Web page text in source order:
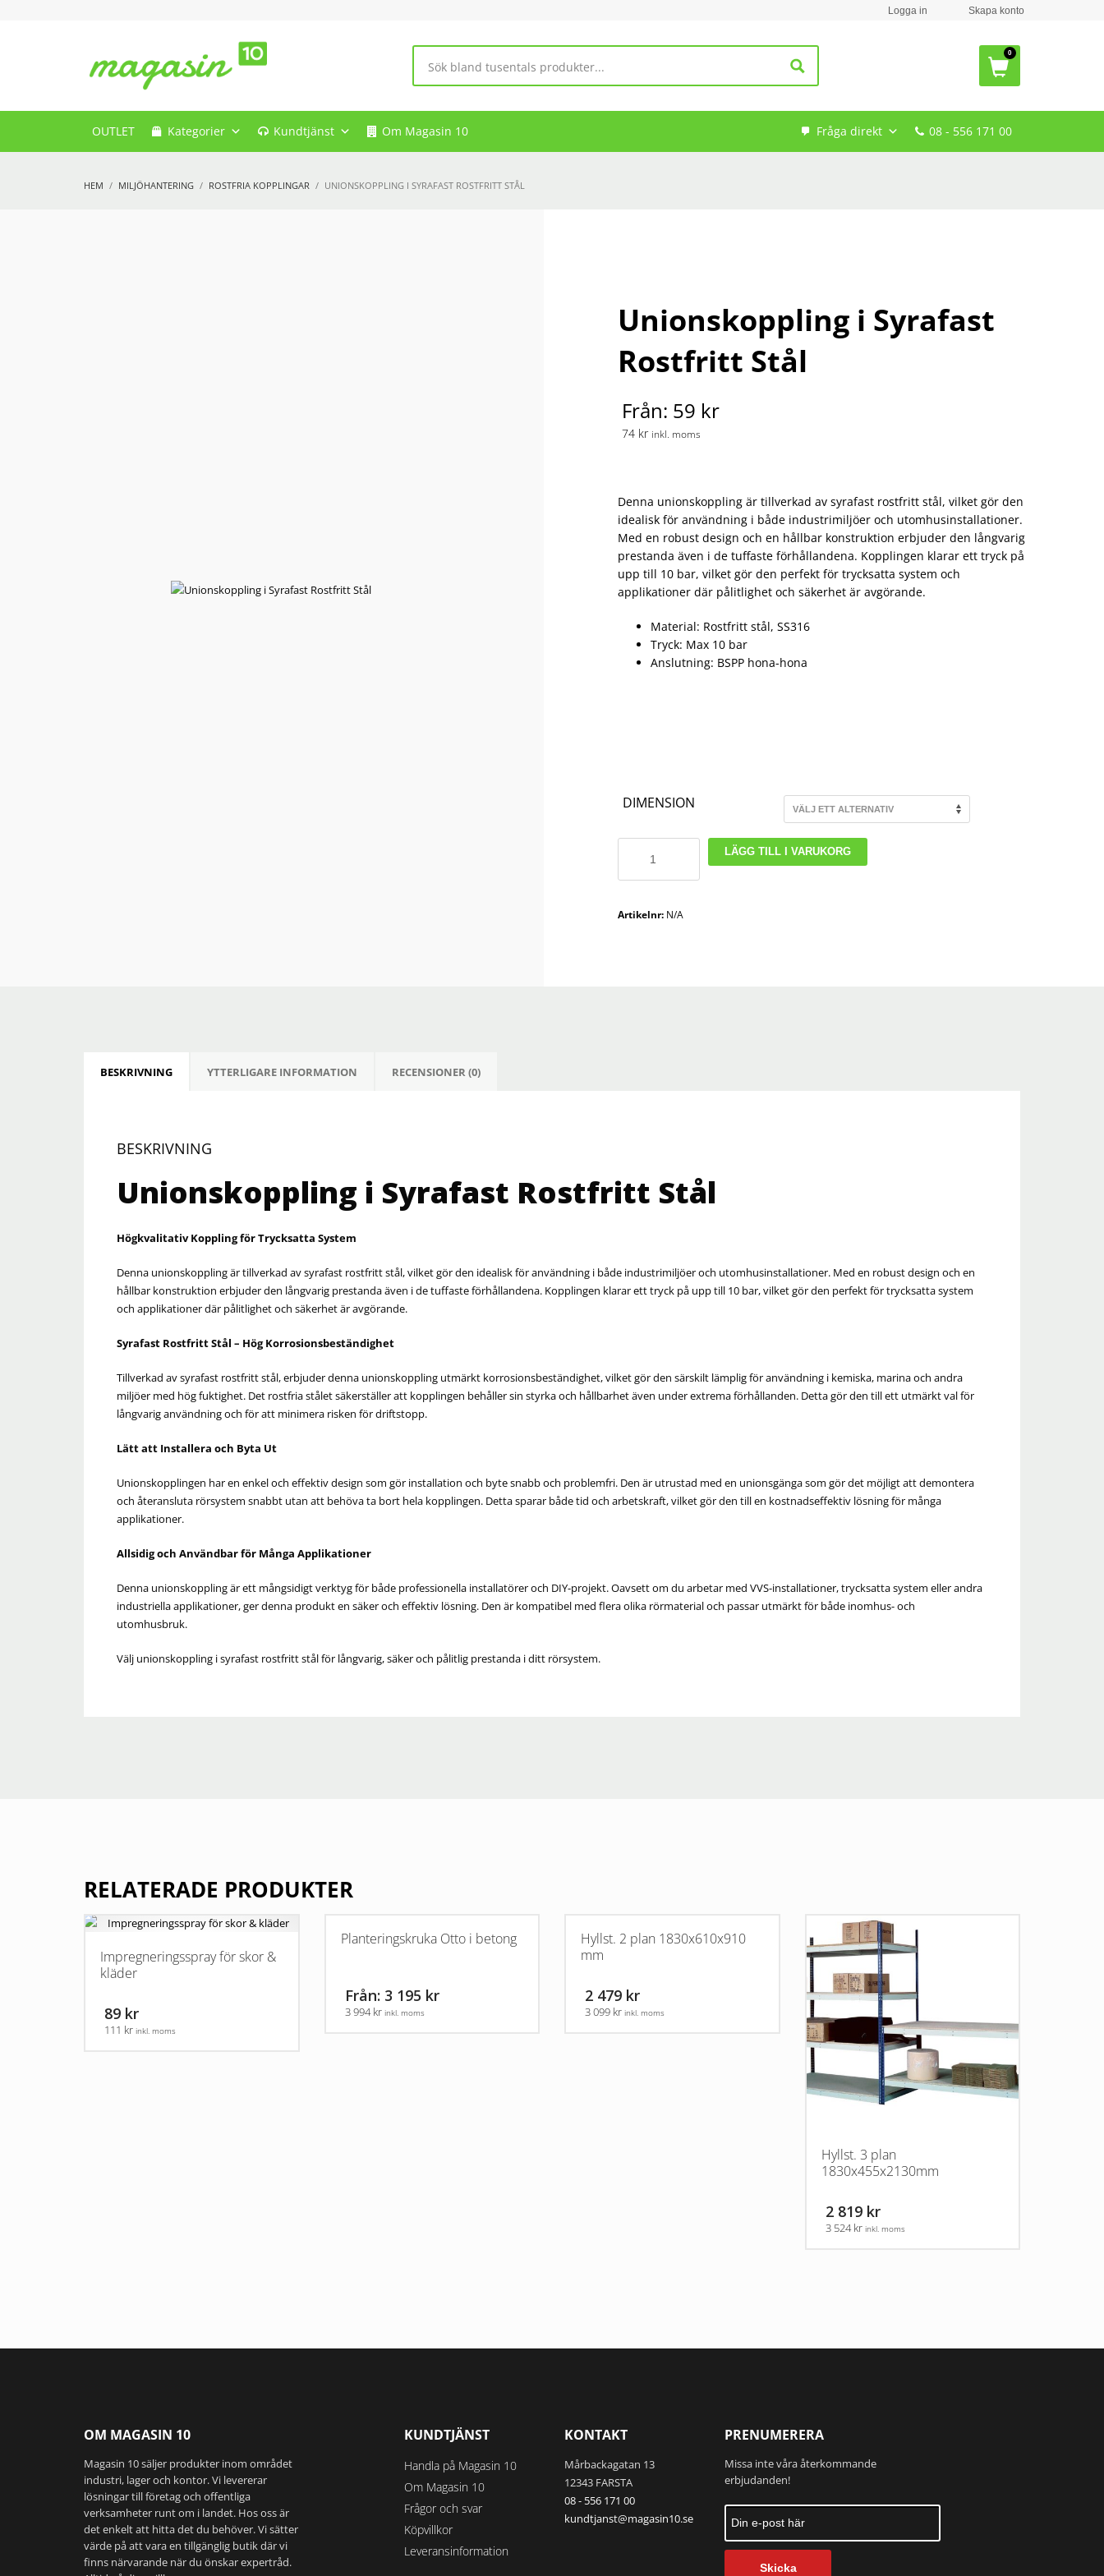
Logga in Skapa konto
OUTLET Kategorier Kundtjänst Om Magasin 10 08 - 556 171 00
Fråga direkt
HEM MILJÖHANTERING ROSTFRIA KOPPLINGAR UNIONSKOPPLING I SYRAFAST ROSTFRITT STÅL
Unionskoppling i Syrafast
Rostfritt Stål
Från: 59 kr
74 kr inkl. moms
Denna unionskoppling är tillverkad av syrafast rostfritt stål, vilket gör den
idealisk för användning i både industrimiljöer och utomhusinstallationer.
Med en robust design och en hållbar konstruktion erbjuder den långvarig
prestanda även i de tuffaste förhållandena. Kopplingen klarar ett tryck på
upp till 10 bar, vilket gör den perfekt för trycksatta system och
applikationer där pålitlighet och säkerhet är avgörande.
Material: Rostfritt stål, SS316
Tryck: Max 10 bar
Anslutning: BSPP hona-hona
DIMENSION
Syrafast
Stål
LÄGG TILL I VARUKORG
Artikelnr: N/A
BESKRIVNING YTTERLIGARE INFORMATION RECENSIONER (0)
BESKRIVNING
Unionskoppling i Syrafast Rostfritt Stål
Högkvalitativ Koppling för Trycksatta System
Denna unionskoppling är tillverkad av syrafast rostfritt stål, vilket gör den idealisk för användning i både industrimiljöer och utomhusinstallationer. Med en robust design och en
hållbar konstruktion erbjuder den långvarig prestanda även i de tuffaste förhållandena. Kopplingen klarar ett tryck på upp till 10 bar, vilket gör den perfekt för trycksatta system
och applikationer där pålitlighet och säkerhet är avgörande.
Syrafast Rostfritt Stål – Hög Korrosionsbeständighet
Tillverkad av syrafast rostfritt stål, erbjuder denna unionskoppling utmärkt korrosionsbeständighet, vilket gör den särskilt lämplig för användning i kemiska, marina och andra
miljöer med hög fuktighet. Det rostfria stålet säkerställer att kopplingen behåller sin styrka och hållbarhet även under extrema förhållanden. Detta gör den till ett utmärkt val för
långvarig användning och för att minimera risken för driftstopp.
Lätt att Installera och Byta Ut
Unionskopplingen har en enkel och effektiv design som gör installation och byte snabb och problemfri. Den är utrustad med en unionsgänga som gör det möjligt att demontera
och återansluta rörsystem snabbt utan att behöva ta bort hela kopplingen. Detta sparar både tid och arbetskraft, vilket gör den till en kostnadseffektiv lösning för många
applikationer.
Allsidig och Användbar för Många Applikationer
Denna unionskoppling är ett mångsidigt verktyg för både professionella installatörer och DIY-projekt. Oavsett om du arbetar med VVS-installationer, trycksatta system eller andra
industriella applikationer, ger denna produkt en säker och effektiv lösning. Den är kompatibel med flera olika rörmaterial och passar utmärkt för både inomhus- och
utomhusbruk.
Välj unionskoppling i syrafast rostfritt stål för långvarig, säker och pålitlig prestanda i ditt rörsystem.
RELATERADE PRODUKTER
Impregneringsspray för skor &
kläder
89 kr
111 kr inkl. moms
Planteringskruka Otto i betong
Från: 3 195 kr
3 994 kr inkl. moms
Hyllst. 2 plan 1830x610x910
mm
2 479 kr
3 099 kr inkl. moms
Hyllst. 3 plan
1830x455x2130mm
2 819 kr
3 524 kr inkl. moms
OM MAGASIN 10
Magasin 10 säljer produkter inom området
industri, lager och kontor. Vi levererar
lösningar till företag och offentliga
verksamheter runt om i landet. Hos oss är
det enkelt att hitta det du behöver. Vi sätter
värde på att vara en tillgänglig butik där vi
finns närvarande när du önskar expertråd.
KUNDTJÄNST
Handla på Magasin 10
Om Magasin 10
Frågor och svar
Köpvillkor
Leveransinformation
KONTAKT
Mårbackagatan 13
12343 FARSTA
08 - 556 171 00
kundtjanst@magasin10.se
PRENUMERERA
Missa inte våra återkommande
erbjudanden!
Skicka